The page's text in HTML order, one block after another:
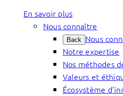
En savoir plus
Nous connaître
Back Nous
Notre expertise
Nos méthodes
Valeurs et
Écosystème